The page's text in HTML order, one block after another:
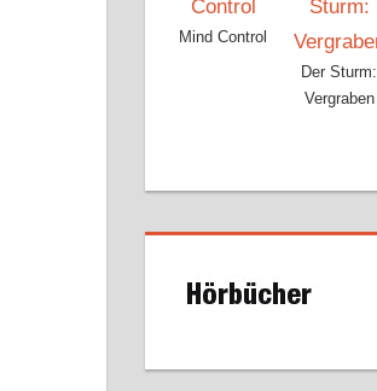
Mind Control
Der Sturm:
Vergraben